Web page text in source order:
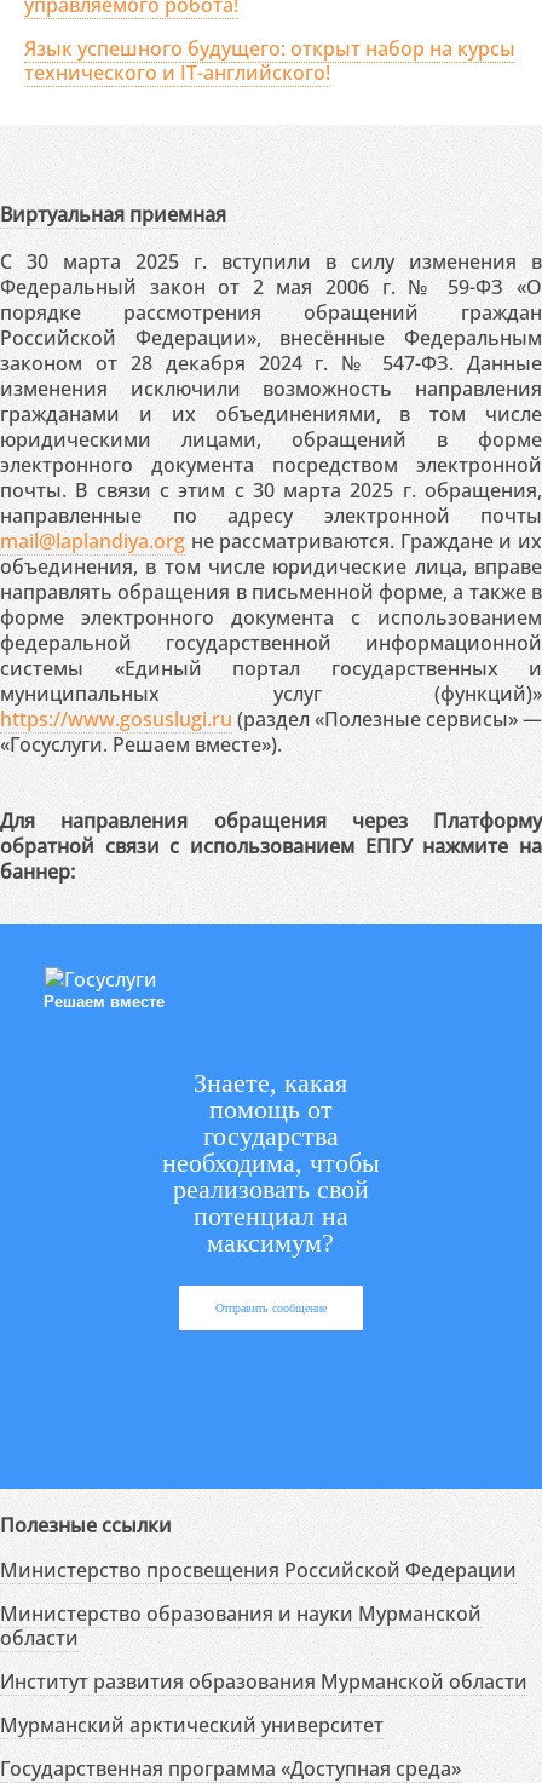
Язык успешного будущего: открыт набор на курсы
технического и IT-английского!
Виртуальная приемная
С 30 марта 2025 г. вступили в силу изменения в
Федеральный закон от 2 мая 2006 г. № 59-ФЗ «О
порядке рассмотрения обращений граждан
Российской Федерации», внесённые Федеральным
законом от 28 декабря 2024 г. № 547-ФЗ. Данные
изменения исключили возможность направления
гражданами и их объединениями, в том числе
юридическими лицами, обращений в форме
электронного документа посредством электронной
почты. В связи с этим с 30 марта 2025 г. обращения,
направленные по адресу электронной почты
mail@laplandiya.org не рассматриваются. Граждане и их
объединения, в том числе юридические лица, вправе
направлять обращения в письменной форме, а также в
форме электронного документа с использованием
федеральной государственной информационной
системы «Единый портал государственных и
муниципальных услуг (функций)»
https://www.gosuslugi.ru (раздел «Полезные сервисы» —
«Госуслуги. Решаем вместе»).
Для направления обращения через Платформу
обратной связи с использованием ЕПГУ нажмите на
баннер:
Решаем вместе
Знаете, какая
помощь от
государства
необходима, чтобы
реализовать свой
потенциал на
максимум?
Отправить сообщение
Полезные ссылки
Министерство просвещения Российской Федерации
Министерство образования и науки Мурманской
области
Институт развития образования Мурманской области
Мурманский арктический университет
Государственная программа «Доступная среда»